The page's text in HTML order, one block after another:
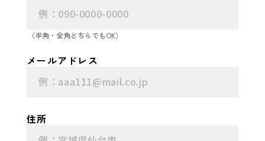
（半角・全角どちらでもOK）
メールアドレス
住所